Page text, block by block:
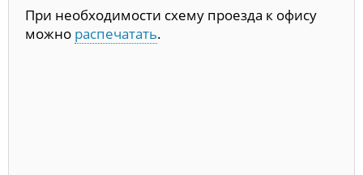
При необходимости схему проезда к офису
можно распечатать.